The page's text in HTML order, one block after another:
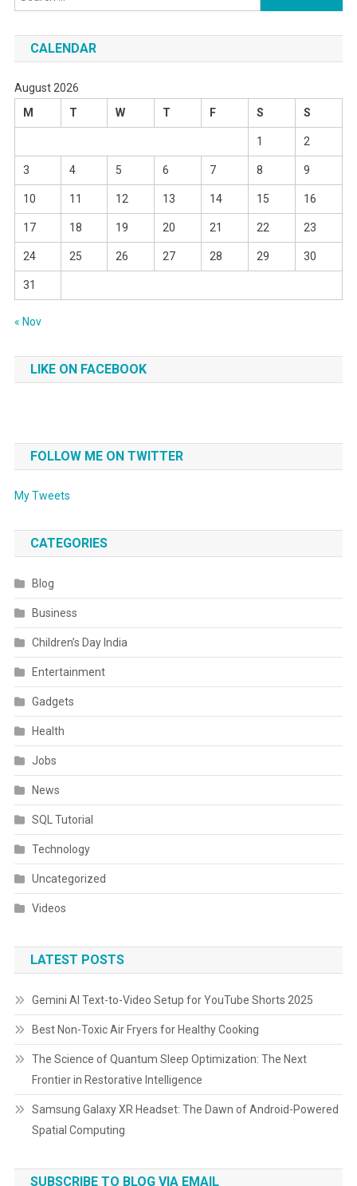
for:
CALENDAR
August 2026
M
T W T F S S
1 2
3 4 5 6 7 8 9
10 11 12 13 14 15 16
17 18 19 20 21 22 23
24 25 26 27 28 29 30
31
« Nov
LIKE ON FACEBOOK
FOLLOW ME ON TWITTER
My Tweets
CATEGORIES
Blog
Business
Children’s Day India
Entertainment
Gadgets
Health
Jobs
News
SQL Tutorial
Technology
Uncategorized
Videos
LATEST POSTS
Gemini AI Text-to-Video Setup for YouTube Shorts 2025
Best Non-Toxic Air Fryers for Healthy Cooking
The Science of Quantum Sleep Optimization: The Next
Frontier in Restorative Intelligence
Samsung Galaxy XR Headset: The Dawn of Android-Powered
Spatial Computing
SUBSCRIBE TO BLOG VIA EMAIL